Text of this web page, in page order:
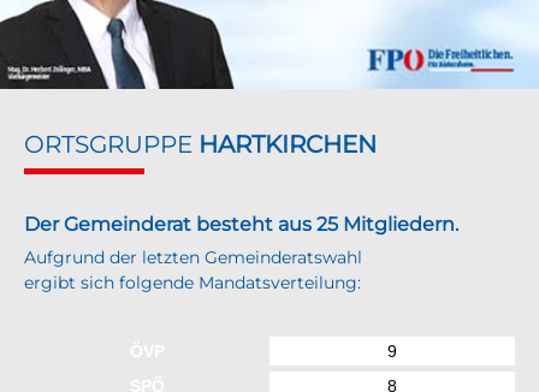
ORTSGRUPPE HARTKIRCHEN
Der Gemeinderat besteht aus 25 Mitgliedern.
Aufgrund der letzten Gemeinderatswahl
ergibt sich folgende Mandatsverteilung:
9
8